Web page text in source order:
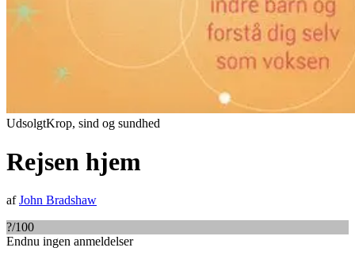
UdsolgtKrop, sind og sundhed
Rejsen hjem
afJohn Bradshaw
?/100
Endnu ingen anmeldelser